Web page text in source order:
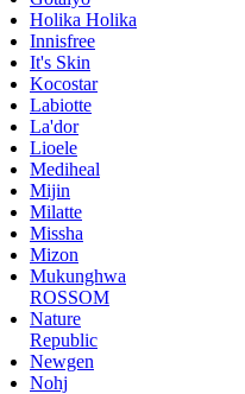
Holika Holika
Innisfree
It's Skin
Kocostar
Labiotte
La'dor
Lioele
Mediheal
Mijin
Milatte
Missha
Mizon
Mukunghwa
ROSSOM
Nature
Republic
Newgen
Nohj